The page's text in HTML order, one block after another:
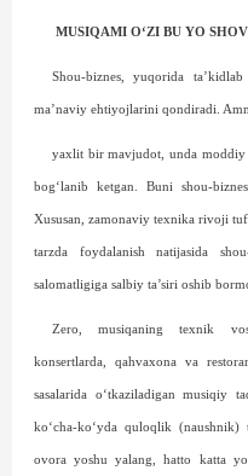
MUSIQAMI O‘ZI BU YO
Shou-biznes, yuqorida
ma’naviy ehtiyojlarini qondiradi.
yaxlit bir mavjudot, unda
bog‘lanib ketgan. Buni shou-
Xususan, zamonaviy texnika rivoji
tarzda foydalanish natijasida
salomatligiga salbiy ta’siri oshib
Zero, musiqaning texnik
konsertlarda, qahvaxona va
sasalarida o‘tkaziladigan musiqiy
ko‘cha-ko‘yda quloqlik
ovora yoshu yalang, hatto katta